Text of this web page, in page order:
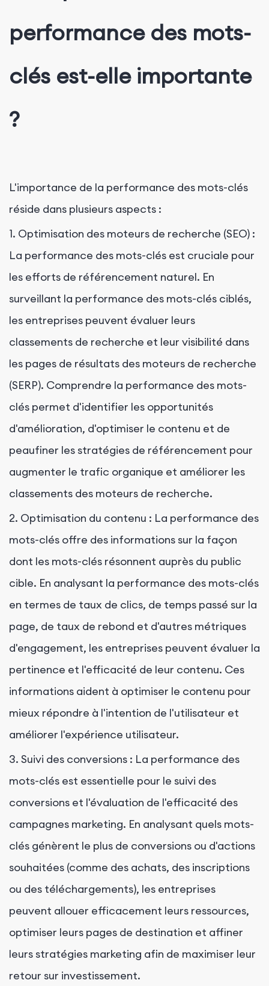
performance des mots-
clés est-elle importante
?
L'importance de la performance des mots-clés
réside dans plusieurs aspects :
1. Optimisation des moteurs de recherche (SEO) :
La performance des mots-clés est cruciale pour
les efforts de référencement naturel. En
surveillant la performance des mots-clés ciblés,
les entreprises peuvent évaluer leurs
classements de recherche et leur visibilité dans
les pages de résultats des moteurs de recherche
(SERP). Comprendre la performance des mots-
clés permet d'identifier les opportunités
d'amélioration, d'optimiser le contenu et de
peaufiner les stratégies de référencement pour
augmenter le trafic organique et améliorer les
classements des moteurs de recherche.
2. Optimisation du contenu : La performance des
mots-clés offre des informations sur la façon
dont les mots-clés résonnent auprès du public
cible. En analysant la performance des mots-clés
en termes de taux de clics, de temps passé sur la
page, de taux de rebond et d'autres métriques
d'engagement, les entreprises peuvent évaluer la
pertinence et l'efficacité de leur contenu. Ces
informations aident à optimiser le contenu pour
mieux répondre à l'intention de l'utilisateur et
améliorer l'expérience utilisateur.
3. Suivi des conversions : La performance des
mots-clés est essentielle pour le suivi des
conversions et l'évaluation de l'efficacité des
campagnes marketing. En analysant quels mots-
clés génèrent le plus de conversions ou d'actions
souhaitées (comme des achats, des inscriptions
ou des téléchargements), les entreprises
peuvent allouer efficacement leurs ressources,
optimiser leurs pages de destination et affiner
leurs stratégies marketing afin de maximiser leur
retour sur investissement.